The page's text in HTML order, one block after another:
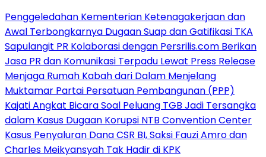
Penggeledahan Kementerian Ketenagakerjaan dan
Awal Terbongkarnya Dugaan Suap dan Gatifikasi TKA
Sapulangit PR Kolaborasi dengan Persrilis.com Berikan
Jasa PR dan Komunikasi Terpadu Lewat Press Release
Menjaga Rumah Kabah dari Dalam Menjelang
Muktamar Partai Persatuan Pembangunan (PPP)
Kajati Angkat Bicara Soal Peluang TGB Jadi Tersangka
dalam Kasus Dugaan Korupsi NTB Convention Center
Kasus Penyaluran Dana CSR BI, Saksi Fauzi Amro dan
Charles Meikyansyah Tak Hadir di KPK